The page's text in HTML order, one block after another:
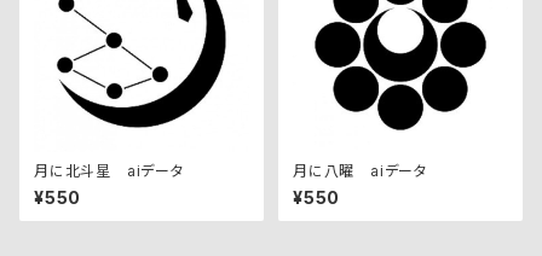
月に北斗星 aiデータ
¥550
月に八曜 aiデータ
¥550